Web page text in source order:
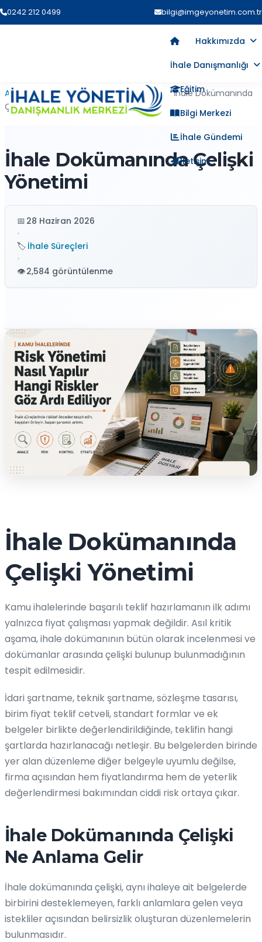
0242 212 0499 bilgi@imgeyonetim.com.tr
Hakkımızda
İhale Danışmanlığı
Eğitim
Bilgi Merkezi
İhale Gündemi
İletişim
Ana Sayfa › Blog › İhale Süreçleri ›
İhale Dokümanında
Çelişki Yönetimi
İhale Dokümanında Çelişki
Yönetimi
28 Haziran 2026
•
İhale Süreçleri
•
2,584 görüntülenme
İhale Dokümanında
Çelişki Yönetimi
Kamu ihalelerinde başarılı teklif hazırlamanın ilk adımı
yalnızca fiyat çalışması yapmak değildir. Asıl kritik
aşama, ihale dokümanının bütün olarak incelenmesi ve
dokümanlar arasında çelişki bulunup bulunmadığının
tespit edilmesidir.
İdari şartname, teknik şartname, sözleşme tasarısı,
birim fiyat teklif cetveli, standart formlar ve ek
belgeler birlikte değerlendirildiğinde, teklifin hangi
şartlarda hazırlanacağı netleşir. Bu belgelerden birinde
yer alan düzenleme diğer belgeyle uyumlu değilse,
firma açısından hem fiyatlandırma hem de yeterlik
değerlendirmesi bakımından ciddi risk ortaya çıkar.
İhale Dokümanında Çelişki
Ne Anlama Gelir
İhale dokümanında çelişki, aynı ihaleye ait belgelerde
birbirini desteklemeyen, farklı anlamlara gelen veya
istekliler açısından belirsizlik oluşturan düzenlemelerin
bulunmasıdır.